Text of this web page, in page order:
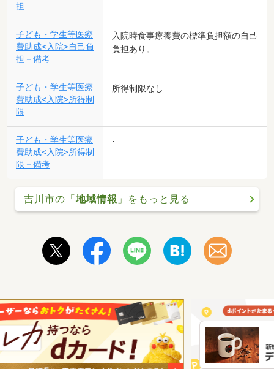
担
子ども・学生等医療
費助成<入院>自己負
担－備考
入院時食事療養費の標準負担額の自己
負担あり。
子ども・学生等医療
費助成<入院>所得制
限
所得制限なし
子ども・学生等医療
費助成<入院>所得制
限－備考
-
吉川市の「 地域情報 」をもっと見る